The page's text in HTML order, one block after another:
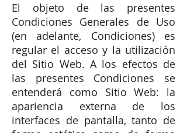
El objeto de las presentes
Condiciones Generales de Uso
(en adelante, Condiciones) es
regular el acceso y la utilización
del Sitio Web. A los efectos de
las presentes Condiciones se
entenderá como Sitio Web: la
apariencia externa de los
interfaces de pantalla, tanto de